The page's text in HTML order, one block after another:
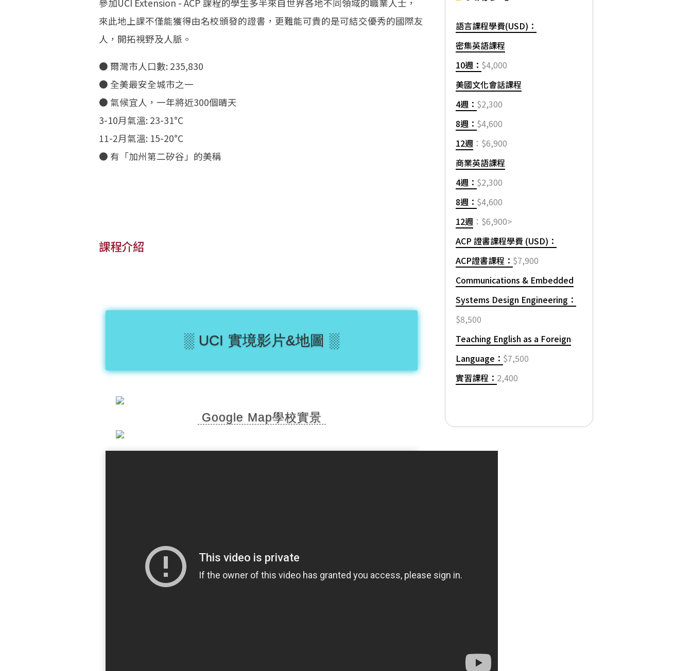
參加UCI Extension - ACP 課程的學生多半來自世界各地不同領域的職業人士，
來此地上課不僅能獲得由名校頒發的證書，更難能可貴的是可結交優秀的國際友
人，開拓視野及人脈。
● 爾灣市人口數: 235,830
● 全美最安全城市之一
● 氣候宜人，一年將近300個晴天
3-10月氣溫: 23-31°C
11-2月氣溫: 15-20°C
● 有「加州第二矽谷」的美稱
課程介紹
░ UCI 實境影片&地圖 ░
Google Map學校實景
語言課程學費(USD)：
密集英語課程
10週： $4,000
美國文化會話課程
4週： $2,300
8週： $4,600
12週 ：$6,900
商業英語課程
4週： $2,300
8週： $4,600
12週 ：$6,900>
ACP 證書課程學費 (USD)：
ACP證書課程： $7,900
Communications & Embedded
Systems Design Engineering：
$8,500
Teaching English as a Foreign
Language： $7,500
實習課程： 2,400